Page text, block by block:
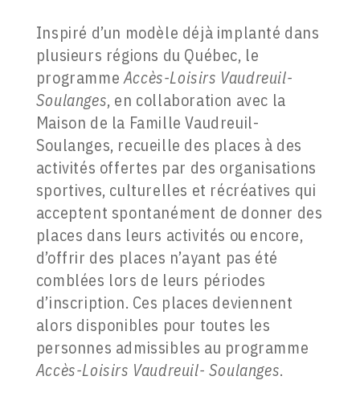
Inspiré d’un modèle déjà implanté dans
plusieurs régions du Québec, le
programmeAccès-Loisirs Vaudreuil-
Soulanges, en collaboration avec la
Maison de la Famille Vaudreuil-
Soulanges, recueille des places à des
activités offertes par des organisations
sportives, culturelles et récréatives qui
acceptent spontanément de donner des
places dans leurs activités ou encore,
d’offrir des places n’ayant pas été
comblées lors de leurs périodes
d’inscription. Ces places deviennent
alors disponibles pour toutes les
personnes admissibles au programme
Accès-Loisirs Vaudreuil- Soulanges.